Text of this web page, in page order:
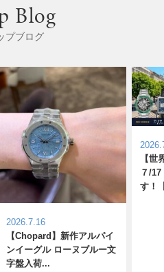
Blog
プブログ
示
2026.7.16
【Chopard】新作アルパイ
ンイーグル ローヌブルー文
字盤入荷...
表示
【世
７/
す！